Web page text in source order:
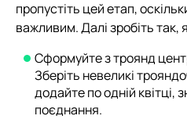
пропустіть цей етап,
важливим. Далі зробіть так,
Сформуйте з троянд
Зберіть невеликі
додайте по одній квітці,
поєднання.